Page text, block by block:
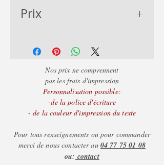
Prix
- de 100 = 3.40€
+ de 100 = 3.06€
Nos prix ne comprennent
pas les frais d'impression
Personnalisation possible:
-de la police d'écriture
- de la couleur d'impression du texte
Pour tous renseignements ou pour commander
merci de nous contacter au 04 77 75 01 08
ou: contact